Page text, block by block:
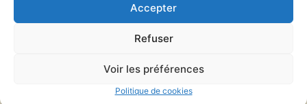
Accepter
Refuser
Voir les préférences
Politique de cookies
Le 23 décembre 1996, l’épouse du producteur de cinéma
fracassé, en contrebas de sa maison de vacances dans le
Bailey. Un colosse de deux mètres, tantôt journaliste,
tantôt vendeur de légumes, qui vit aux crochets de sa